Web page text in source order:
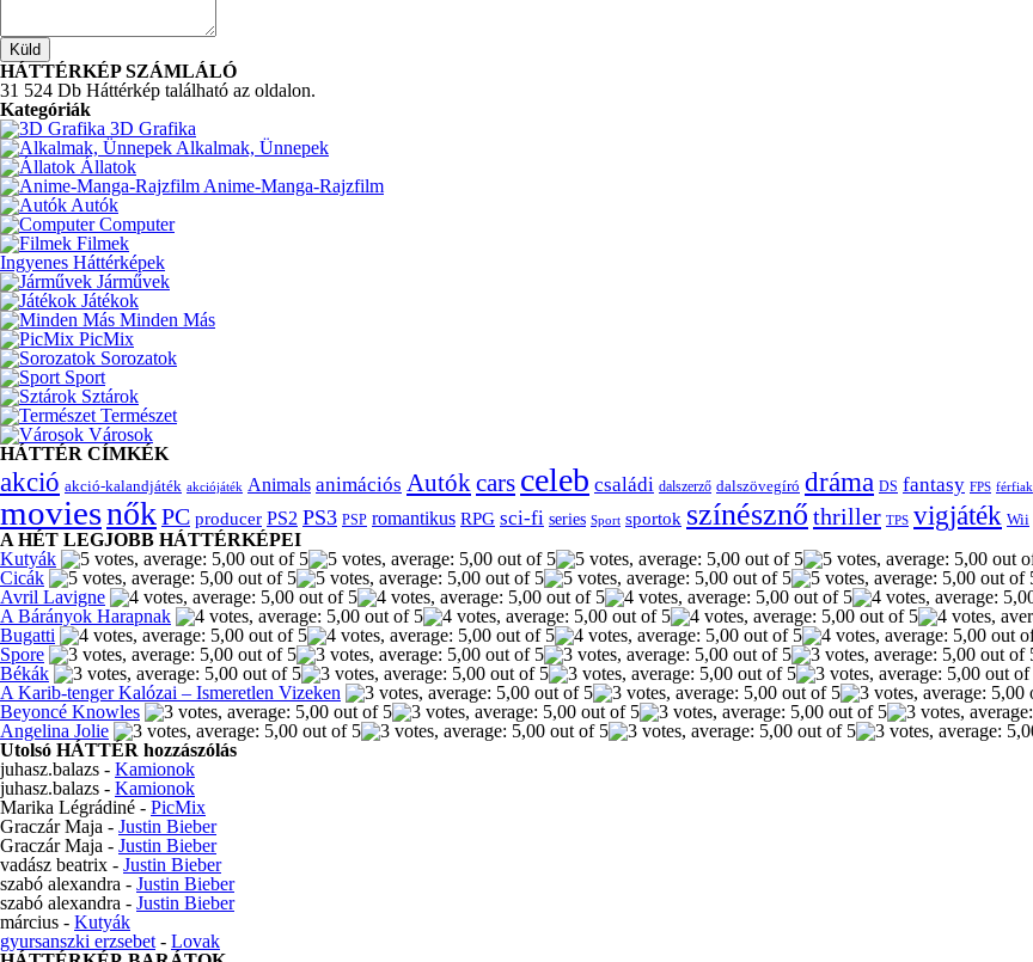
HÁTTÉRKÉP SZÁMLÁLÓ
31 524 Db Háttérkép található az oldalon.
Kategóriák
3D Grafika
Alkalmak, Ünnepek
Állatok
Anime-Manga-Rajzfilm
Autók
Computer
Filmek
Ingyenes Háttérképek
Járművek
Játékok
Minden Más
PicMix
Sorozatok
Sport
Sztárok
Természet
Városok
HÁTTÉR CÍMKÉK
akció akció-kalandjáték akciójáték Animals animációs Autókcars celeb családi dalszerző dalszövegíró dráma DS fantasy FPS férfiak
moviesnőkPC producer PS2 PS3 PSP romantikus RPG sci-fi series Sport sportok színésznő thriller TPS vigjáték Wii
A HÉT LEGJOBB HÁTTÉRKÉPEI
Kutyák
Cicák
Avril Lavigne
A Bárányok Harapnak
Bugatti
Spore
Békák
A Karib-tenger Kalózai – Ismeretlen Vizeken
Beyoncé Knowles
Angelina Jolie
Utolsó HÁTTÉR hozzászólás
juhasz.balazs - Kamionok
juhasz.balazs - Kamionok
Marika Légrádiné - PicMix
Graczár Maja - Justin Bieber
Graczár Maja - Justin Bieber
vadász beatrix - Justin Bieber
szabó alexandra - Justin Bieber
szabó alexandra - Justin Bieber
március - Kutyák
gyursanszki erzsebet - Lovak